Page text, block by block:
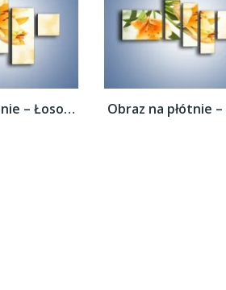
Obraz na płótnie – Łososiowe pachnące...